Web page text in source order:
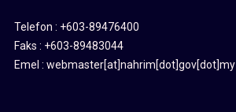
Telefon : +603-89476400
Faks : +603-89483044
Emel : webmaster[at]nahrim[dot]gov[dot]my